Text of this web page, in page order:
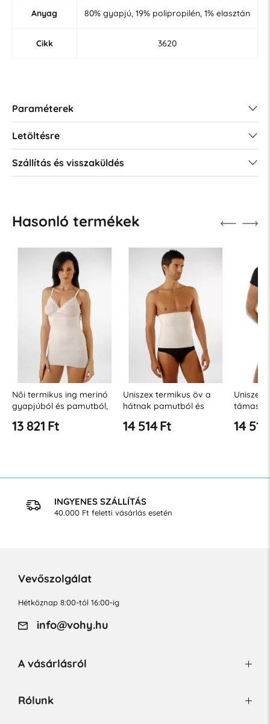
Anyag 80% gyapjú, 19% polipropilén, 1% elasztán
Cikk 3620
Paraméterek
Letöltésre
Szállítás és visszaküldés
Hasonló termékek
Női termikus ing merinó
gyapjúból és pamutból,
13 821 Ft
Uniszex termikus öv a
hátnak pamutból és
14 514 Ft
Uniszex
14
INGYENES SZÁLLÍTÁS
40.000 Ft feletti vásárlás esetén
Vevőszolgálat
Hétköznap 8:00-tól 16:00-ig
info@vohy.hu
A vásárlásról
Rólunk